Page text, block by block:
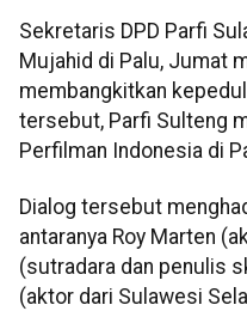
Sekretaris DPD Parfi
Mujahid di Palu, Jumat
membangkitkan
tersebut, Parfi Sulteng
Perfilman Indonesia di
Dialog tersebut
antaranya Roy Marten
(sutradara dan penulis
(aktor dari Sulawesi